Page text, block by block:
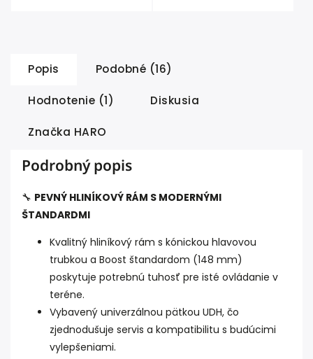
Popis Podobné (16)
Hodnotenie (1) Diskusia
Značka HARO
Podrobný popis
🔧 PEVNÝ HLINÍKOVÝ RÁM S MODERNÝMI
ŠTANDARDMI
Kvalitný hliníkový rám s kónickou hlavovou
trubkou a Boost štandardom (148 mm)
poskytuje potrebnú tuhosť pre isté ovládanie v
teréne.
Vybavený univerzálnou pätkou UDH, čo
zjednodušuje servis a kompatibilitu s budúcimi
vylepšeniami.